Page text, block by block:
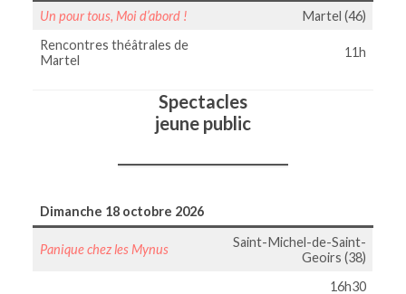
Un pour tous, Moi d’abord !
Martel (46)
Rencontres théâtrales de
Martel
11h
Spectacles
jeune public
Dimanche 18 octobre 2026
Panique chez les Mynus
Saint-Michel-de-Saint-
Geoirs (38)
16h30